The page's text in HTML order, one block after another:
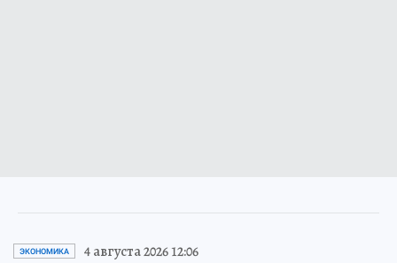
ЭКОНОМИКА 4 августа 2026 12:06